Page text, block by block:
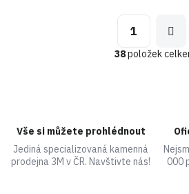
á
n
k
1
38položek
Vše si můžete prohlédnout
Jediná specializovaná kamenná
prodejna 3M v ČR. Navštivte nás!
000